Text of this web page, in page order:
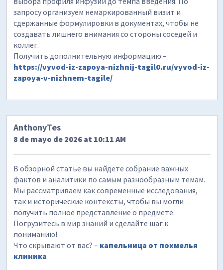
запросу организуем немаркированный визит и
сдержанные формулировки в документах, чтобы не
создавать лишнего внимания со стороны соседей и
коллег.
Получить дополнительную информацию –
https://vyvod-iz-zapoya-nizhnij-tagil0.ru/vyvod-iz-
zapoya-v-nizhnem-tagile/
AnthonyTes
8 de mayo de 2026 at 10:11 AM
В обзорной статье вы найдете собрание важных
фактов и аналитики по самым разнообразным темам.
Мы рассматриваем как современные исследования,
так и исторические контексты, чтобы вы могли
получить полное представление о предмете.
Погрузитесь в мир знаний и сделайте шаг к
пониманию!
Что скрывают от вас? – капельница от похмелья
клиника